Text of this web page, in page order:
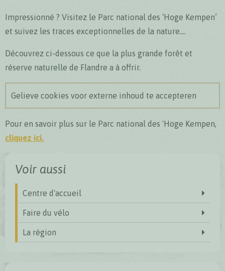
Impressionné ? Visitez le Parc national des ‘Hoge Kempen’
et suivez les traces exceptionnelles de la nature....
Découvrez ci-dessous ce que la plus grande forêt et
réserve naturelle de Flandre a à offrir.
Gelieve cookies voor externe inhoud te accepteren
Pour en savoir plus sur le Parc national des 'Hoge Kempen,
cliquez ici.
Voir aussi
Centre d'accueil
Faire du vélo
La région